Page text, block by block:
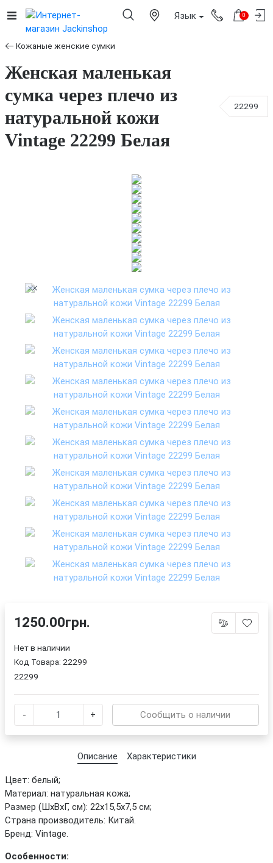
Язык 0
Кожаные женские сумки
Женская маленькая
сумка через плечо из
натуральной кожи
Vintage 22299 Белая
22299
Описание Характеристики
Цвет: белый;
Материал: натуральная кожа;
Размер (ШхВхГ, см): 22х15,5х7,5 см;
Страна производитель: Китай.
Бренд: Vintage.
Особенности:
1250.00грн.
Нет в наличии
Код Товара: 22299
22299
- + Сообщить о наличии